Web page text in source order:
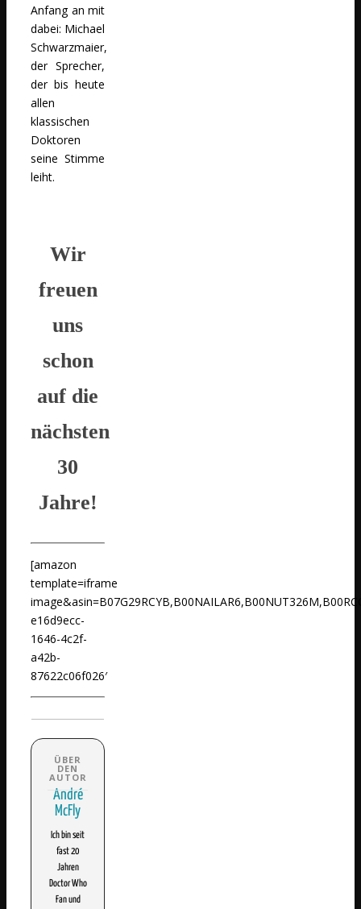
Anfang an mit
dabei: Michael
Schwarzmaier,
der Sprecher,
der bis heute
allen
klassischen
Doktoren
seine Stimme
leiht.
Wir
freuen
uns
schon
auf die
nächsten
30
Jahre!
[amazon
template=iframe
e16d9ecc-
1646-4c2f-
a42b-
87622c06f026′
André
McFly
Ich bin seit
fast 20
Jahren
Doctor Who
Fan und